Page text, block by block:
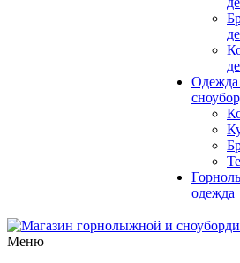
Одежда
одежда
Меню